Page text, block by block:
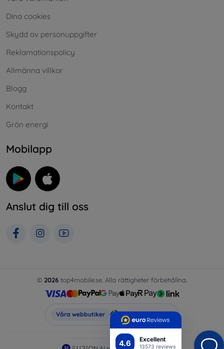
4.6 Excellent
13573 reviews
Dina cookies
Skydd av personuppgifter
Reklamationspolicy
Allmänna villkor
Blogg
Kontakt
Grön energi
Mobilapp
Anslut dig till oss
© 2026 top4mobile.se. Alla rättigheter förbehållna.
Våra webbutiker Top4Mobile.se